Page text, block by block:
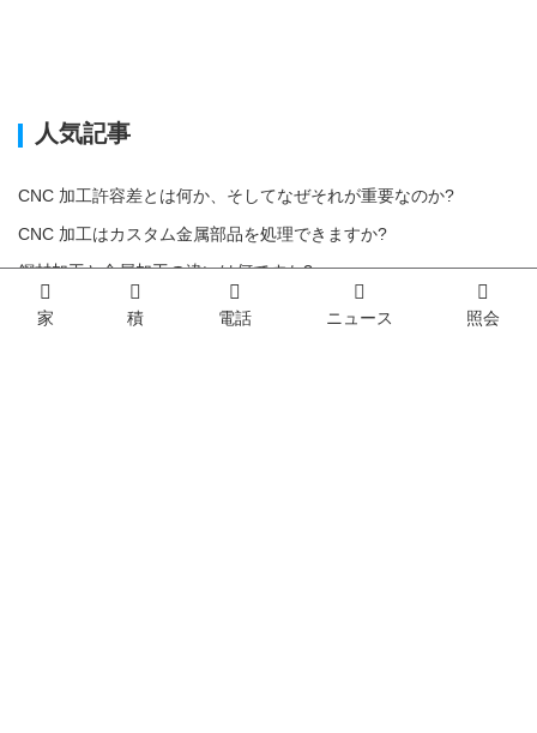
人気記事
CNC 加工許容差とは何か、そしてなぜそれが重要なのか?
CNC 加工はカスタム金属部品を処理できますか?
鋼材加工と金属加工の違いは何ですか?
機械加工性が鋼材加工コストに与える影響
家 積 電話 ニュース 照会